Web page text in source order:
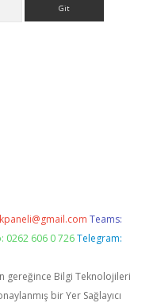
Teams:
0262 606 0 726 Telegram:
gereğince Bilgi Teknolojileri
bir Yer Sağlayıcı